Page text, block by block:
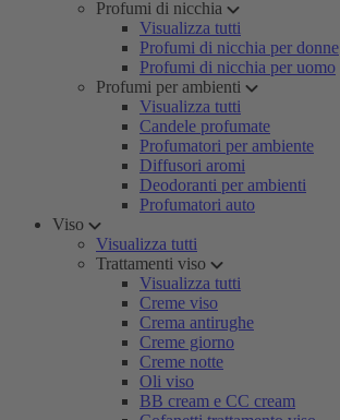
Profumi di nicchia
Visualizza tutti
Profumi di nicchia per donne
Profumi di nicchia per uomo
Profumi per ambienti
Visualizza tutti
Candele profumate
Profumatori per ambiente
Diffusori aromi
Deodoranti per ambienti
Profumatori auto
Viso
Visualizza tutti
Trattamenti viso
Visualizza tutti
Creme viso
Crema antirughe
Creme giorno
Creme notte
Oli viso
BB cream e CC cream